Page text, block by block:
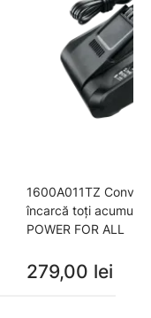
1600A011TZ
încarcă toţi
POWER FOR ALL
279,00 lei